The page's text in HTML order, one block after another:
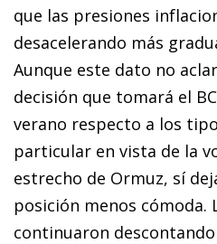
que las presiones
desacelerando más
Aunque este dato no
decisión que tomará el
verano respecto a los
particular en vista de la
estrecho de Ormuz, sí
posición menos cómoda.
continuaron